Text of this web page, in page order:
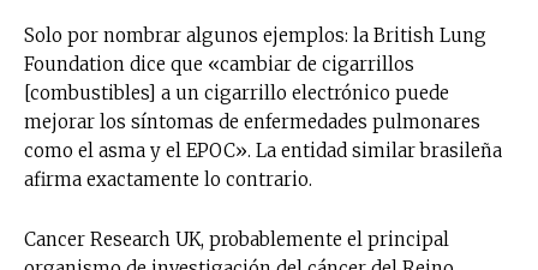
Solo por nombrar algunos ejemplos: la British Lung
Foundation dice que «cambiar de cigarrillos
[combustibles] a un cigarrillo electrónico puede
mejorar los síntomas de enfermedades pulmonares
como el asma y el EPOC». La entidad similar brasileña
afirma exactamente lo contrario.
Cancer Research UK, probablemente el principal